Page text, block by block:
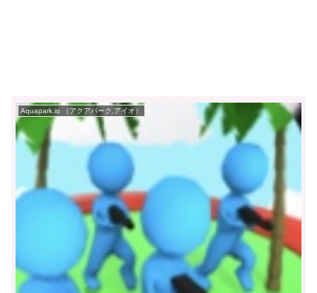
Aquapark.io （アクアパーク.アイオ）